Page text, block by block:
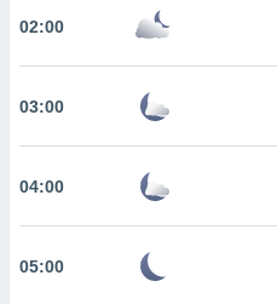
nous
ACCEPTER
02:00
03:00
04:00
05:00